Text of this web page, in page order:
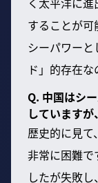
することが
シーパワー
ド」的存在な
Q. 中国はシ
しています
歴史的に見
非常に困難で
したが失敗